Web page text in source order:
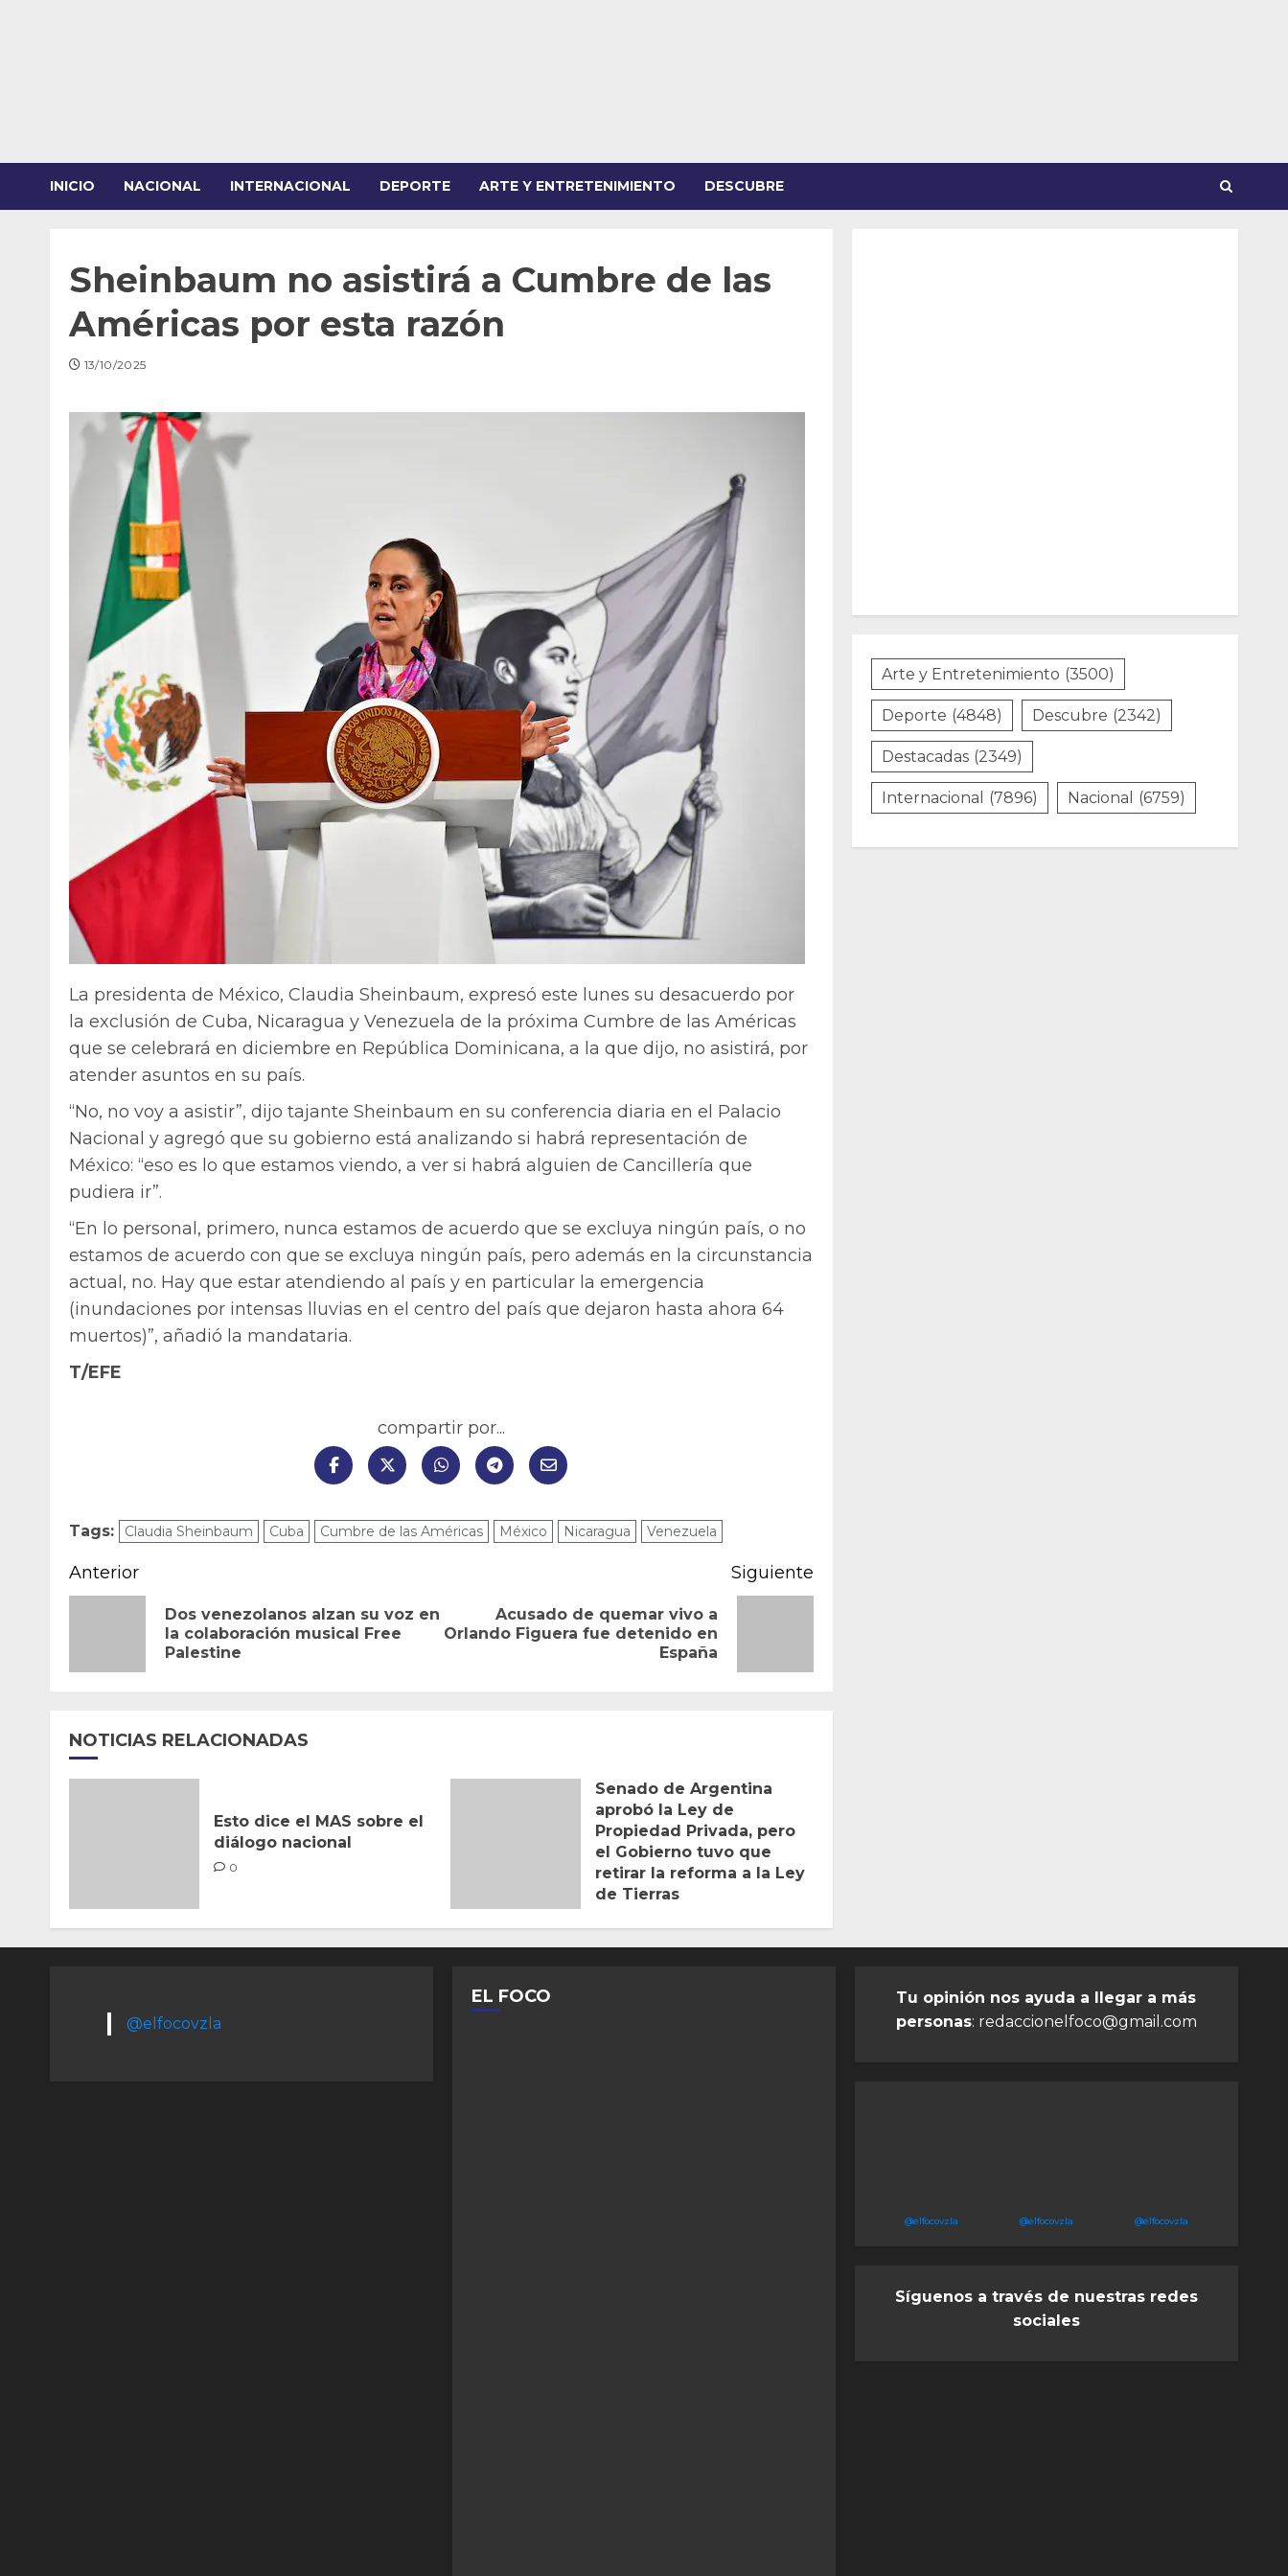
INICIO NACIONAL INTERNACIONAL DEPORTE ARTE Y ENTRETENIMIENTO DESCUBRE
Sheinbaum no asistirá a Cumbre de las
Américas por esta razón
13/10/2025
La presidenta de México, Claudia Sheinbaum, expresó este lunes su desacuerdo por
la exclusión de Cuba, Nicaragua y Venezuela de la próxima Cumbre de las Américas
que se celebrará en diciembre en República Dominicana, a la que dijo, no asistirá, por
atender asuntos en su país.
“No, no voy a asistir”, dijo tajante Sheinbaum en su conferencia diaria en el Palacio
Nacional y agregó que su gobierno está analizando si habrá representación de
México: “eso es lo que estamos viendo, a ver si habrá alguien de Cancillería que
pudiera ir”.
“En lo personal, primero, nunca estamos de acuerdo que se excluya ningún país, o no
estamos de acuerdo con que se excluya ningún país, pero además en la circunstancia
actual, no. Hay que estar atendiendo al país y en particular la emergencia
(inundaciones por intensas lluvias en el centro del país que dejaron hasta ahora 64
muertos)”, añadió la mandataria.
T/EFE
compartir por...
Tags: Claudia Sheinbaum Cuba Cumbre de las Américas México Nicaragua Venezuela
Navegación
entradas
Anterior
Entrada
Dos venezolanos alzan su voz en
la colaboración musical Free
Palestine
Siguiente
Siguiente
Acusado de quemar vivo a
Orlando Figuera fue detenido en
España
NOTICIAS RELACIONADAS
Esto dice el MAS sobre el
diálogo nacional
0
Senado de Argentina
aprobó la Ley de
Propiedad Privada, pero
el Gobierno tuvo que
retirar la reforma a la Ley
de Tierras
Arte y Entretenimiento (3500)
Deporte (4848) Descubre (2342)
Destacadas (2349)
Internacional (7896) Nacional (6759)
@elfocovzla
EL FOCO
Tu opinión nos ayuda a llegar a más
personas: redaccionelfoco@gmail.com
@elfocovzla @elfocovzla @elfocovzla
Síguenos a través de nuestras redes
sociales